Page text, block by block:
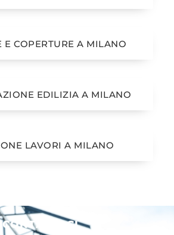
E COPERTURE A MILANO
EDILIZIA A MILANO
LAVORI A MILANO
CONTATTACI